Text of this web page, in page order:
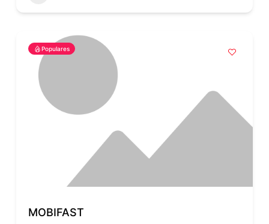
Populares
MOBIFAST